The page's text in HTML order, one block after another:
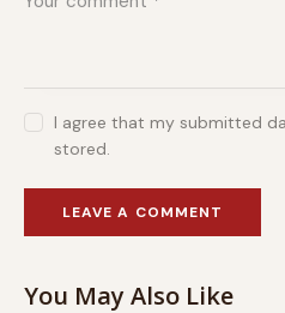
I agree that my submitted
stored.
You May Also Like